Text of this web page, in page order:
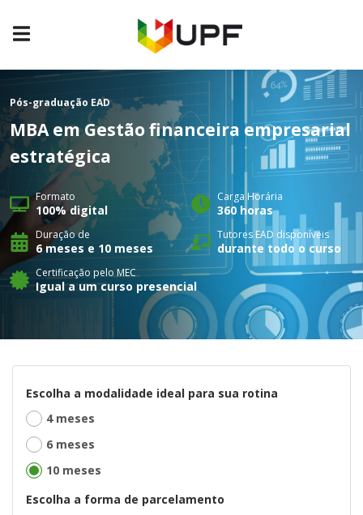
Pós-graduação EAD
MBA em Gestão financeira empresarial
estratégica
Formato
100% digital
Carga Horária
360 horas
Duração de
6 meses e 10 meses
Tutores EAD disponíveis
durante todo o curso
Certificação pelo MEC
Igual a um curso presencial
Escolha a modalidade ideal para sua rotina
4 meses
6 meses
10 meses
Escolha a forma de parcelamento